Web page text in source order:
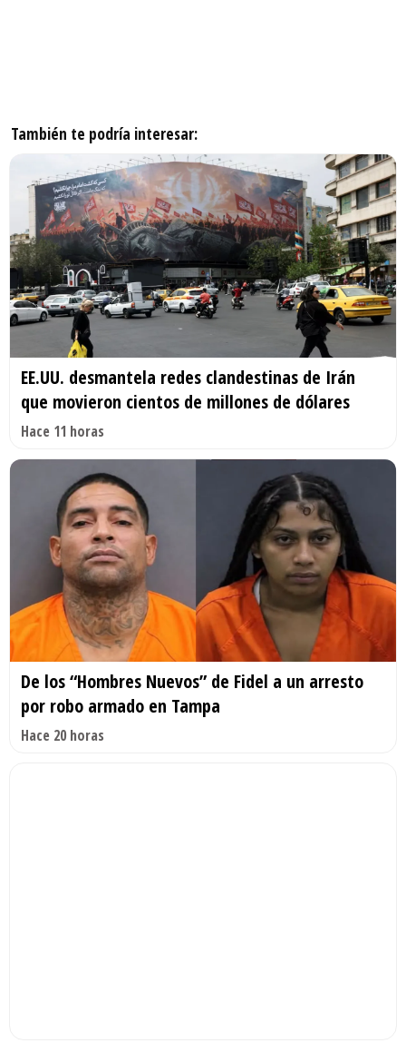
También te podría interesar:
EE.UU. desmantela redes clandestinas de Irán
que movieron cientos de millones de dólares
Hace 11 horas
De los “Hombres Nuevos” de Fidel a un arresto
por robo armado en Tampa
Hace 20 horas